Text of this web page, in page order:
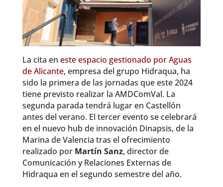
La cita en este espacio gestionado por Aguas
de Alicante, empresa del grupo Hidraqua, ha
sido la primera de las jornadas que este 2024
tiene previsto realizar la AMDComVal. La
segunda parada tendrá lugar en Castellón
antes del verano. El tercer evento se celebrará
en el nuevo hub de innovación Dinapsis, de la
Marina de Valencia tras el ofrecimiento
realizado por Martín Sanz, director de
Comunicación y Relaciones Externas de
Hidraqua en el segundo semestre del año.